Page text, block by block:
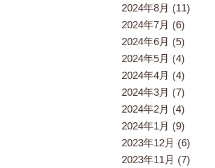
2024年8月 (11)
2024年7月 (6)
2024年6月 (5)
2024年5月 (4)
2024年4月 (4)
2024年3月 (7)
2024年2月 (4)
2024年1月 (9)
2023年12月 (6)
2023年11月 (7)